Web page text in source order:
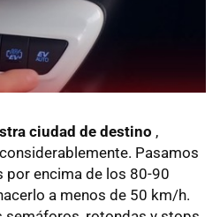
ciudad de destino ,
Pasamos
por encima de los 80-90
a menos de 50 km/h.